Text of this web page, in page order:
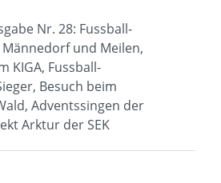
Nr. 28: Fussball-
und Meilen,
KIGA, Fussball-
Besuch beim
Adventssingen der
Arktur der SEK